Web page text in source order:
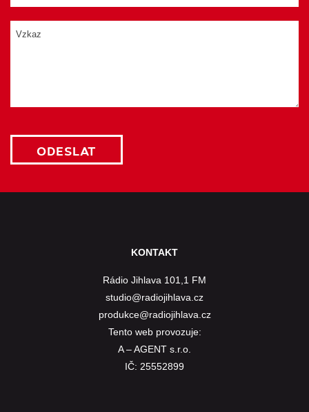
KONTAKT
Rádio Jihlava 101,1 FM
studio@radiojihlava.cz
produkce@radiojihlava.cz
Tento web provozuje:
A – AGENT s.r.o.
IČ: 25552899